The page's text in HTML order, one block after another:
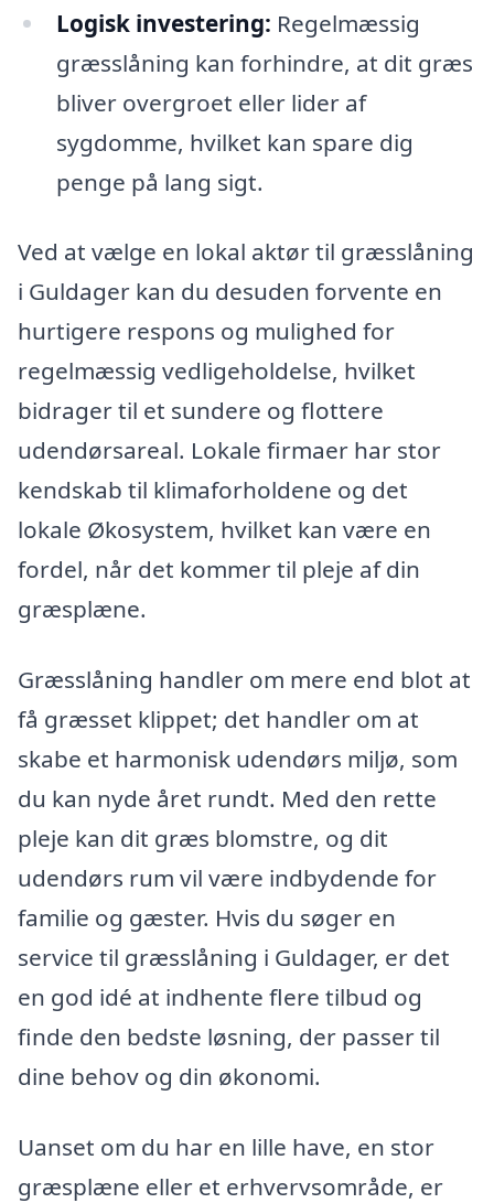
Logisk investering: Regelmæssig
græsslåning kan forhindre, at dit græs
bliver overgroet eller lider af
sygdomme, hvilket kan spare dig
penge på lang sigt.
Ved at vælge en lokal aktør til græsslåning
i Guldager kan du desuden forvente en
hurtigere respons og mulighed for
regelmæssig vedligeholdelse, hvilket
bidrager til et sundere og flottere
udendørsareal. Lokale firmaer har stor
kendskab til klimaforholdene og det
lokale Økosystem, hvilket kan være en
fordel, når det kommer til pleje af din
græsplæne.
Græsslåning handler om mere end blot at
få græsset klippet; det handler om at
skabe et harmonisk udendørs miljø, som
du kan nyde året rundt. Med den rette
pleje kan dit græs blomstre, og dit
udendørs rum vil være indbydende for
familie og gæster. Hvis du søger en
service til græsslåning i Guldager, er det
en god idé at indhente flere tilbud og
finde den bedste løsning, der passer til
dine behov og din økonomi.
Uanset om du har en lille have, en stor
græsplæne eller et erhvervsområde, er